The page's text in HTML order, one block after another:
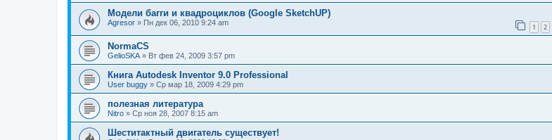
Модели багги и квадроциклов (Google SketchUP)
Agresor » Пн дек 06, 2010 9:24 am 1 2
NormaCS
GelioSKA » Вт фев 24, 2009 3:57 pm
Книга Autodesk Inventor 9.0 Professional
User buggy » Ср мар 18, 2009 4:29 pm
полезная литература
Nitro » Ср ноя 28, 2007 8:15 am
Шеститактный двигатель существует!